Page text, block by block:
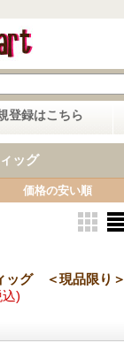
登録はこちら
ッグ
価格の安い順
ッグ ＜現品限り＞
込)